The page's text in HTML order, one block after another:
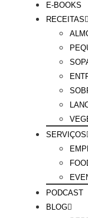
E-BOOKS
RECEITAS
SERVIÇOS
PODCAST
BLOG